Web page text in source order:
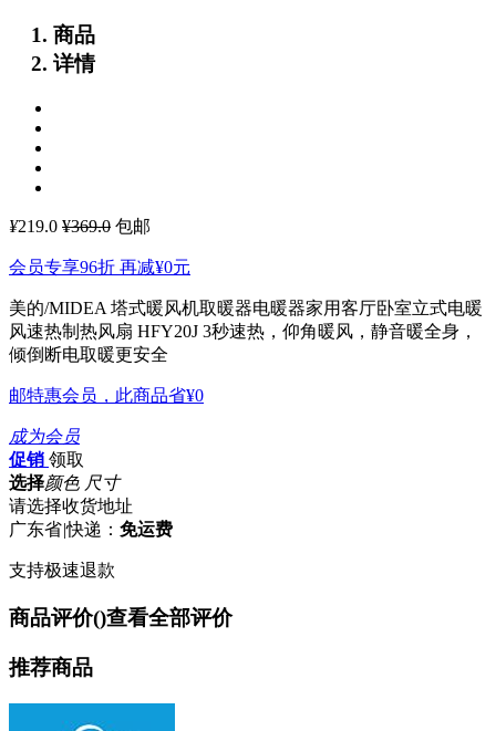
商品
详情
¥219.0 ¥369.0 包邮
会员专享96折 再减¥0元
美的/MIDEA 塔式暖风机取暖器电暖器家用客厅卧室立式电暖
风速热制热风扇 HFY20J 3秒速热，仰角暖风，静音暖全身，
倾倒断电取暖更安全
邮特惠会员，此商品省¥0
成为会员
促销 领取
选择颜色 尺寸
请选择收货地址
广东省|快递： 免运费
支持极速退款
商品评价()查看全部评价
推荐商品